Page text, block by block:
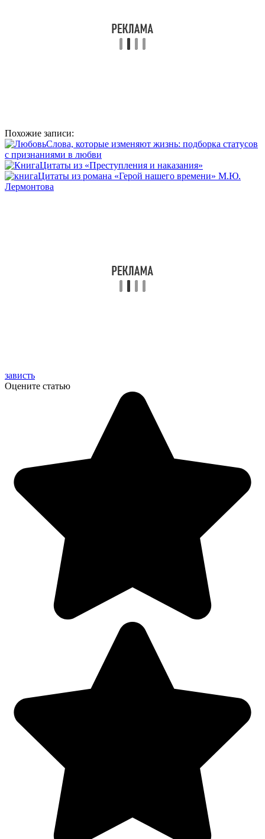
Похожие записи:
Слова, которые изменяют жизнь: подборка статусов
с признаниями в любви
Цитаты из «Преступления и наказания»
Цитаты из романа «Герой нашего времени» М.Ю.
Лермонтова
зависть
Оцените статью